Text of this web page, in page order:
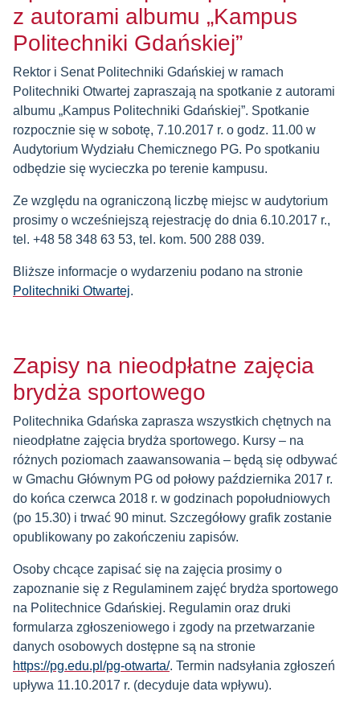
z autorami albumu „Kampus
Politechniki Gdańskiej”
Rektor i Senat Politechniki Gdańskiej w ramach
Politechniki Otwartej zapraszają na spotkanie z autorami
albumu „Kampus Politechniki Gdańskiej”. Spotkanie
rozpocznie się w sobotę, 7.10.2017 r. o godz. 11.00 w
Audytorium Wydziału Chemicznego PG. Po spotkaniu
odbędzie się wycieczka po terenie kampusu.
Ze względu na ograniczoną liczbę miejsc w audytorium
prosimy o wcześniejszą rejestrację do dnia 6.10.2017 r.,
tel. +48 58 348 63 53, tel. kom. 500 288 039.
Bliższe informacje o wydarzeniu podano na stronie
Politechniki Otwartej.
Zapisy na nieodpłatne zajęcia
brydża sportowego
Politechnika Gdańska zaprasza wszystkich chętnych na
nieodpłatne zajęcia brydża sportowego. Kursy – na
różnych poziomach zaawansowania – będą się odbywać
w Gmachu Głównym PG od połowy października 2017 r.
do końca czerwca 2018 r. w godzinach popołudniowych
(po 15.30) i trwać 90 minut. Szczegółowy grafik zostanie
opublikowany po zakończeniu zapisów.
Osoby chcące zapisać się na zajęcia prosimy o
zapoznanie się z Regulaminem zajęć brydża sportowego
na Politechnice Gdańskiej. Regulamin oraz druki
formularza zgłoszeniowego i zgody na przetwarzanie
danych osobowych dostępne są na stronie
https://pg.edu.pl/pg-otwarta/. Termin nadsyłania zgłoszeń
upływa 11.10.2017 r. (decyduje data wpływu).